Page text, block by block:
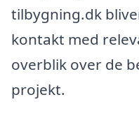
tilbygning.dk
kontakt med
overblik over de
projekt.